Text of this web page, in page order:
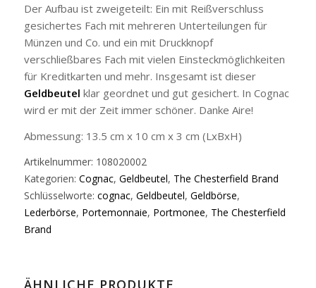
Der Aufbau ist zweigeteilt: Ein mit Reißverschluss
gesichertes Fach mit mehreren Unterteilungen für
Münzen und Co. und ein mit Druckknopf
verschließbares Fach mit vielen Einsteckmöglichkeiten
für Kreditkarten und mehr. Insgesamt ist dieser
Geldbeutel klar geordnet und gut gesichert. In Cognac
wird er mit der Zeit immer schöner. Danke Aire!
Abmessung: 13.5 cm x 10 cm x 3 cm (LxBxH)
Artikelnummer: 108020002
Kategorien: Cognac, Geldbeutel, The Chesterfield Brand
Schlüsselworte: cognac, Geldbeutel, Geldbörse,
Lederbörse, Portemonnaie, Portmonee, The Chesterfield
Brand
ÄHNLICHE PRODUKTE